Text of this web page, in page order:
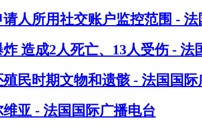
人所用社交账户监控范围 -
造成2人死亡、13人受伤 - 法
民时期文物和遗骸 - 法国国际
亚 - 法国国际广播电台